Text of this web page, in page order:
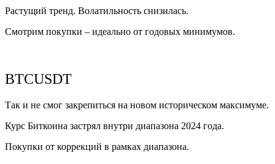
Растущий тренд. Волатильность снизилась.
Смотрим покупки – идеально от годовых минимумов.
BTCUSDT
Так и не смог закрепиться на новом историческом максимуме.
Курс Биткоина застрял внутри диапазона 2024 года.
Покупки от коррекций в рамках диапазона.